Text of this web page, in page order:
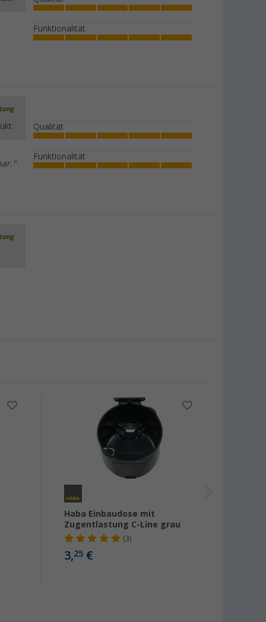
Funktionalität
Qualität
Funktionalität
Haba Einbaudose mit
Zugentlastung C-Line grau
(3)
3,25€